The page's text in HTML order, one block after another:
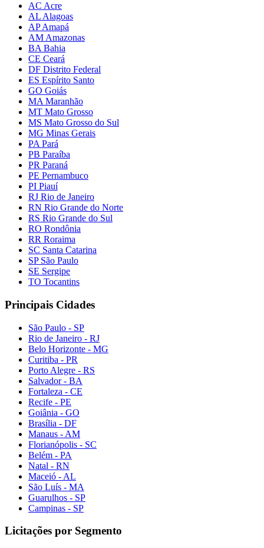
AC Acre
AL Alagoas
AP Amapá
AM Amazonas
BA Bahia
CE Ceará
DF Distrito Federal
ES Espírito Santo
GO Goiás
MA Maranhão
MT Mato Grosso
MS Mato Grosso do Sul
MG Minas Gerais
PA Pará
PB Paraíba
PR Paraná
PE Pernambuco
PI Piauí
RJ Rio de Janeiro
RN Rio Grande do Norte
RS Rio Grande do Sul
RO Rondônia
RR Roraima
SC Santa Catarina
SP São Paulo
SE Sergipe
TO Tocantins
Principais Cidades
São Paulo - SP
Rio de Janeiro - RJ
Belo Horizonte - MG
Curitiba - PR
Porto Alegre - RS
Salvador - BA
Fortaleza - CE
Recife - PE
Goiânia - GO
Brasília - DF
Manaus - AM
Florianópolis - SC
Belém - PA
Natal - RN
Maceió - AL
São Luís - MA
Guarulhos - SP
Campinas - SP
Licitações por Segmento